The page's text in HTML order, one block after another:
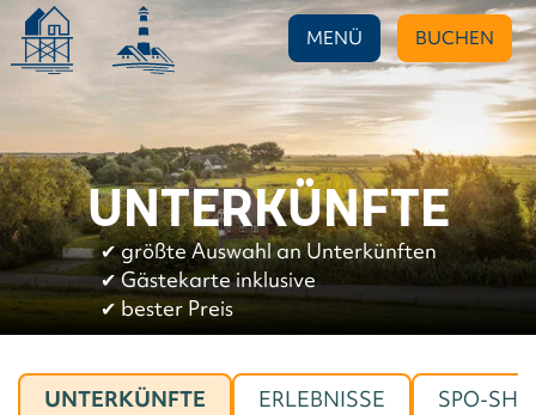
MENÜ BUCHEN
UNTERKÜNFTE
✔︎größte Auswahl an Unterkünften
✔︎Gästekarte inklusive
✔︎ bester Preis
UNTERKÜNFTE ERLEBNISSE SPO-